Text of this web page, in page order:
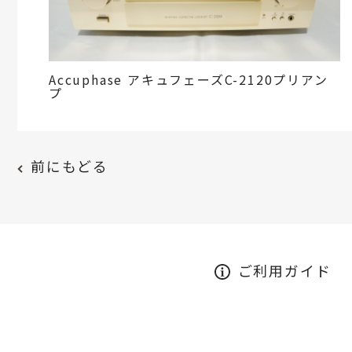
Accuphase アキュフェーズC-2120プリアン
プ
前にもどる
ご利用ガイド